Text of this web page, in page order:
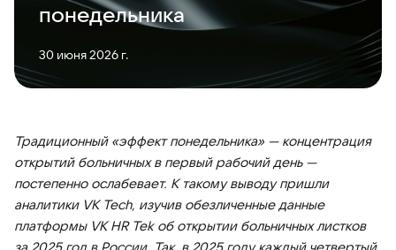
понедельника
30 июня 2026 г.
Традиционный «эффект понедельника» — концентрация
открытий больничных в первый рабочий день —
постепенно ослабевает. К такому выводу пришли
аналитики VK Tech, изучив обезличенные данные
платформы VK HR Tek об открытии больничных листков